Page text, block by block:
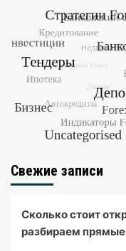
Свежие записи
Сколько стоит
разбираем